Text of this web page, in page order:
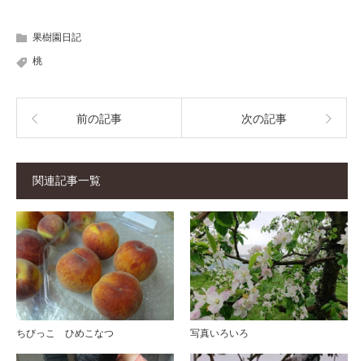
果樹園日記
桃
前の記事 次の記事
関連記事一覧
ちびっこ ひめこなつ 写真いろいろ